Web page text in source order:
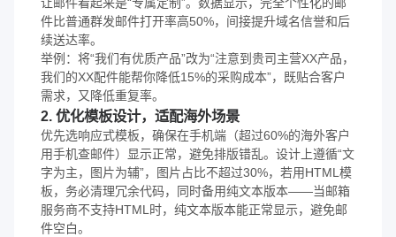
件比普通群发邮件打开率高50%，间接提升域名信誉和后
续送达率。
举例：将“我们有优质产品”改为“注意到贵司主营XX产品，
我们的XX配件能帮你降低15%的采购成本”，既贴合客户
需求，又降低重复率。
2. 优化模板设计，适配海外场景
优先选响应式模板，确保在手机端（超过60%的海外客户
用手机查邮件）显示正常，避免排版错乱。设计上遵循“文
字为主，图片为辅”，图片占比不超过30%，若用HTML模
板，务必清理冗余代码，同时备用纯文本版本——当邮箱
服务商不支持HTML时，纯文本版本能正常显示，避免邮
件空白。